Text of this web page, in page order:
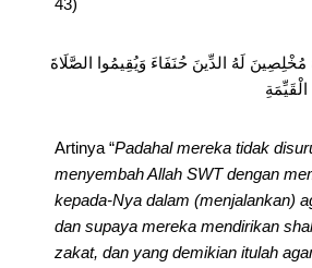
43)
مُخْلِصِينَ لَهُ الدِّينَ حُنَفَاءَ وَيُقِيمُوا الصَّلَاةَ
Artinya “Padahal mereka tidak
menyembah Allah SWT dengan
kepada-Nya dalam (menjalankan)
dan supaya mereka mendirikan
zakat, dan yang demikian itulah